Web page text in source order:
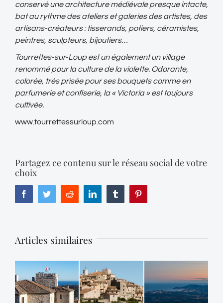
conservé une architecture médiévale presque intacte,
bat au rythme des ateliers et galeries des artistes, des
artisans-créateurs : tisserands, potiers, céramistes,
peintres, sculpteurs, bijoutiers…
Tourrettes-sur-Loup est un également un village
renommé pour la culture de la violette. Odorante,
colorée, très prisée pour ses bouquets comme en
parfumerie et confiserie, la « Victoria » est toujours
cultivée.
www.tourrettessurloup.com
Partagez ce contenu sur le réseau social de votre
choix
FacebookTwitterReddit LinkedIn Tumblr
Articles similaires